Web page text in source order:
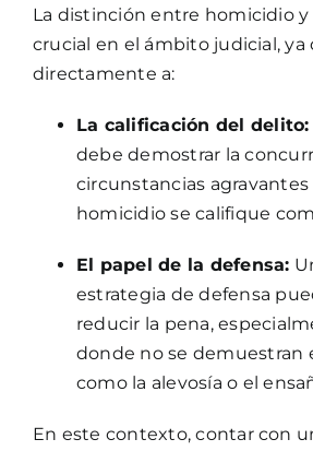
La distinción entre homicidio y
crucial en el ámbito judicial, ya
directamente a:
La calificación del delito:
debe demostrar la
circunstancias
homicidio se califique
El papel de la defensa:
estrategia de defensa
reducir la pena,
donde no se demuestran
como la alevosía o el
En este contexto, contar con